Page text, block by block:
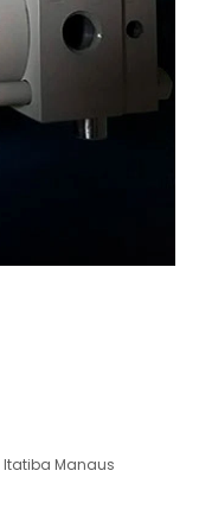
Itatiba Manaus